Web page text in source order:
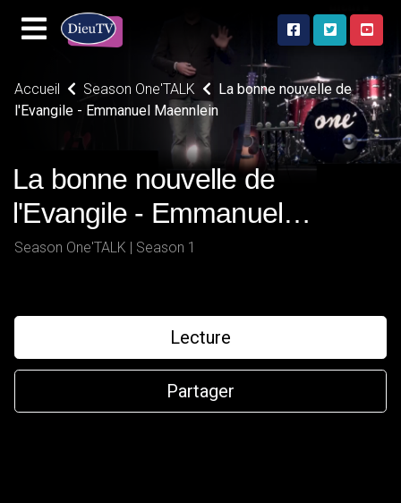
Accueil Season One'TALK
La bonne nouvelle de
l'Evangile - Emmanuel Maennlein
La bonne nouvelle de
l'Evangile - Emmanuel
Maennlein
Season One'TALK | Season 1
Lecture
Partager